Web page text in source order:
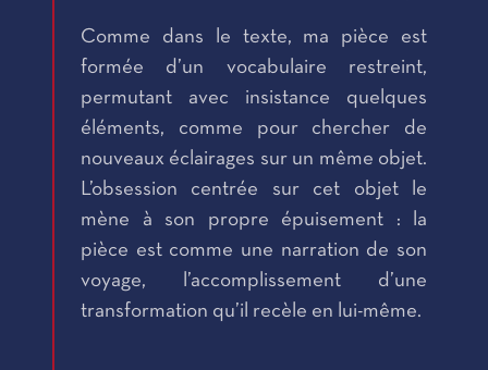
Comme dans le texte, ma pièce est
formée d’un vocabulaire restreint,
permutant avec insistance quelques
éléments, comme pour chercher de
nouveaux éclairages sur un même objet.
L’obsession centrée sur cet objet le
mène à son propre épuisement : la
pièce est comme une narration de son
voyage, l’accomplissement d’une
transformation qu’il recèle en lui-même.